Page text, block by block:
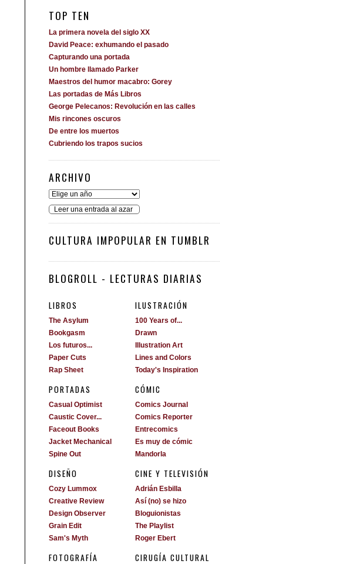
TOP TEN
La primera novela del siglo XX
David Peace: exhumando el pasado
Capturando una portada
Un hombre llamado Parker
Maestros del humor macabro: Gorey
Las portadas de Más Libros
George Pelecanos: Revolución en las calles
Mis rincones oscuros
De entre los muertos
Cubriendo los trapos sucios
ARCHIVO
Leer una entrada al azar
CULTURA IMPOPULAR EN TUMBLR
BLOGROLL - LECTURAS DIARIAS
LIBROS
The Asylum
Bookgasm
Los futuros...
Paper Cuts
Rap Sheet
PORTADAS
Casual Optimist
Caustic Cover...
Faceout Books
Jacket Mechanical
Spine Out
DISEÑO
Cozy Lummox
Creative Review
Design Observer
Grain Edit
Sam's Myth
FOTOGRAFÍA
ILUSTRACIÓN
100 Years of...
Drawn
Illustration Art
Lines and Colors
Today's Inspiration
CÓMIC
Comics Journal
Comics Reporter
Entrecomics
Es muy de cómic
Mandorla
CINE Y TELEVISIÓN
Adrián Esbilla
Así (no) se hizo
Bloguionistas
The Playlist
Roger Ebert
CIRUGÍA CULTURAL